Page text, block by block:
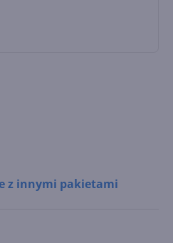
z innymi pakietami